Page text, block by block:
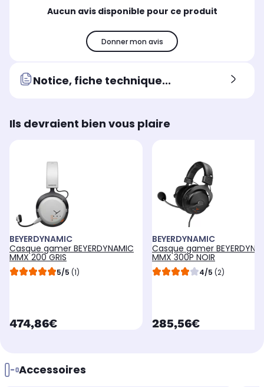
Gaming-Streaming
Sensibilité
Gamer
jusqu'à 20 heures
Sensibilité
Aucun avis disponible pour ce produit
Donner mon avis
Notice, fiche technique...
Ils devraient bien vous plaire
BEYERDYNAMIC
Casque gamer BEYERDYNAMIC
MMX 200 GRIS
5/5 (1)
currentPrice
474,86€
BEYERDYNAMIC
Casque gamer
MMX 300P NOIR
4/5 (2)
currentPrice
285,56€
Accessoires